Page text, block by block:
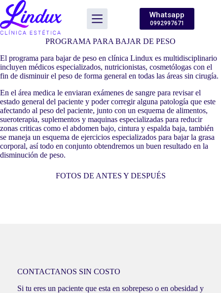
Saltar
contenido
Whatsapp
0992997671
PROGRAMA PARA BAJAR DE PESO
El programa para bajar de peso en clínica Lindux es multidisciplinario
incluyen médicos especializados, nutricionistas, cosmetólogas con el
fin de disminuir el peso de forma general en todas las áreas sin cirugía.
En el área medica le enviaran exámenes de sangre para revisar el
estado general del paciente y poder corregir alguna patología que este
afectando al peso del paciente, junto con un esquema de alimentos,
sueroterapia, suplementos y maquinas especializadas para reducir
zonas criticas como el abdomen bajo, cintura y espalda baja, también
se maneja un esquema de ejercicios especializados para bajar la grasa
corporal, así todo en conjunto obtendremos un buen resultado en la
disminución de peso.
FOTOS DE ANTES Y DESPUÉS
CONTACTANOS SIN COSTO
Si tu eres un paciente que esta en sobrepeso o en obesidad y